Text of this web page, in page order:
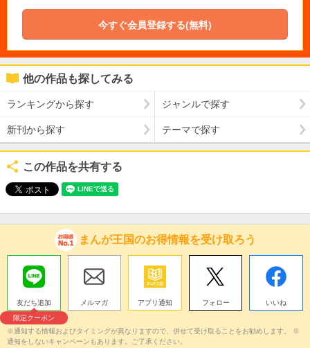
今すぐ会員登録する(無料)
他の作品も探してみる
ランキングから探す ジャンルで探す
新刊から探す テーマで探す
この作品を共有する
まんが王国のお得情報を受け取ろう
友だち追加
限定クーポン
メルマガ アプリ通知 フォロー いいね
※通知する情報およびタイミングが異なりますので、併せて受け取ることをお勧めします。 ※
通知をしないキャンペーンもあります。ご了承ください。